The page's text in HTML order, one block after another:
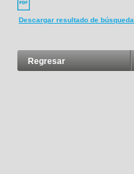
Descargar resultado de búsqueda
Regresar